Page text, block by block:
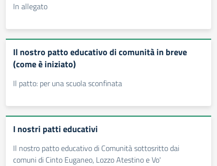
In allegato
Il nostro patto educativo di comunità in breve
(come è iniziato)
Il patto: per una scuola sconfinata
I nostri patti educativi
Il nostro patto educativo di Comunità sottosritto dai
comuni di Cinto Euganeo, Lozzo Atestino e Vo'